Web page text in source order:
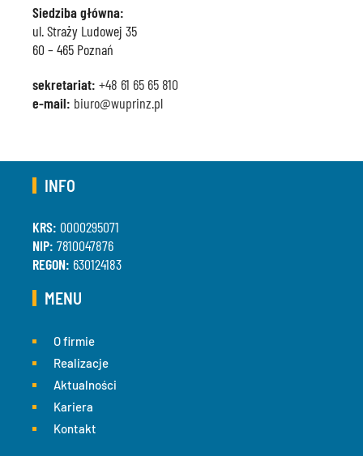
Siedziba główna:
ul. Straży Ludowej 35
60 – 465 Poznań
sekretariat: +48 61 65 65 810
e-mail: biuro@wuprinz.pl
INFO
KRS: 0000295071
NIP: 7810047876
REGON: 630124183
MENU
O firmie
Realizacje
Aktualności
Kariera
Kontakt